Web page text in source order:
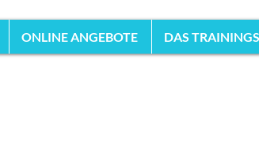
ONLINE ANGEBOTE DAS